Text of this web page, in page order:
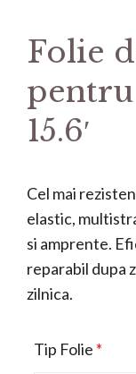
Folie
15.6′
Cel mai
elastic,
si amprente.
reparabil dupa
zilnica.
Tip Folie *